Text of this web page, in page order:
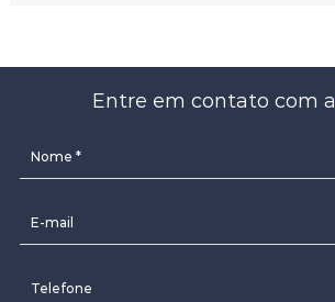
Entre em contato com a